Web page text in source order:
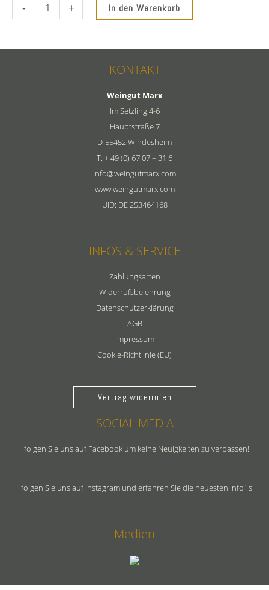
-
Weisser
trocken
+ In den Warenkorb
KONTAKT
Weingut Marx
Im Setzling 4-6
Hauptstraße 7
D-55452 Windesheim
T: + 49 (0) 67 07 – 31 6
info@weingutmarx.com
www.weingutmarx.com
UID: DE 253464168
INFOS & SERVICE
Zahlungsarten
Widerrufsbelehrung
Datenschutzerklärung
AGB
Impressum
Cookie-Richtlinie (EU)
Vertrag widerrufen
SOCIAL MEDIA
folgen Sie uns auf Facebook um keine Neuigkeiten zu verpassen!
folgen Sie uns auf Instagram und erfahren Sie die neuesten Info´s!
Medien